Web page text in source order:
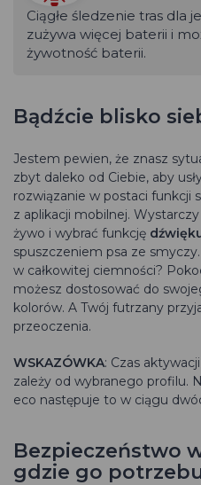
Ciągłe śledzenie tras dla
zużywa więcej baterii i
żywotność baterii.
Bądźcie blisko
Jestem pewien, że znasz
zbyt daleko od Ciebie, aby
rozwiązanie w postaci funkcji
z aplikacji mobilnej.
żywo i wybrać funkcję
spuszczeniem psa ze
w całkowitej ciemności?
możesz dostosować do
kolorów. A Twój futrzany
przeoczenia.
WSKAZÓWKA: Czas
zależy od wybranego profilu.
eco następuje to w ciągu
Bezpieczeństwo
gdzie go